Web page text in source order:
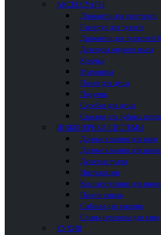
АКСЕССУАРЫ
Держатели для полотенец
Гарнитур для туалета
Держатели для туалетной
Дозаторы жидкого мыла
Крючки
Мыльницы
Полки для душа
Поручни
Скребки для душа
Стаканы для зубных щеток
ИНЖЕНЕРНЫЕ СИСТЕМЫ
Донные клапаны для ванн
Донные клапаны для
Душевые трапы
Инсталляции
Комплектующие для
Панели смыва
Сифоны для раковин
Сливы-переливы для ванн
КУХНЯ